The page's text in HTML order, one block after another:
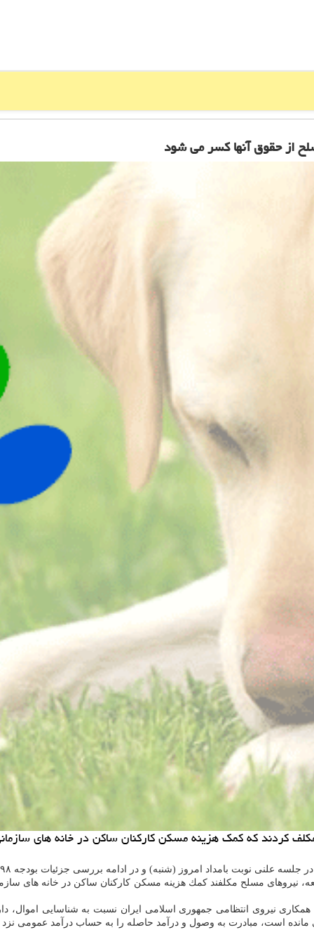
از حقوق آنها كسر می شود
كردند كه كمك هزینه مسكن كاركنان ساكن در خانه های
امروز (شنبه) و در ادامه بررسی جزئیات بودجه ۹۸ در بخش درآمدی بند ج و بند الحاقی ۱ تبصره ۱۱ را تصویب كردند.
برنامه پنج ساله ششم توسعه، نیروهای مسلح مكلفند كمك هزینه مسكن كاركنان
موظف است با همكاری نیروی انتظامی جمهوری اسلامی ایران نسبت به